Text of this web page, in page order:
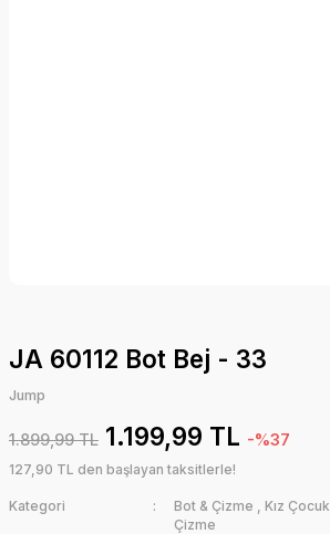
JA 60112 Bot Bej - 33
Jump
1.899,99 TL 1.199,99 TL -%37
127,90 TL den başlayan taksitlerle!
Kategori Bot & Çizme , Kız Çocuk
Çizme